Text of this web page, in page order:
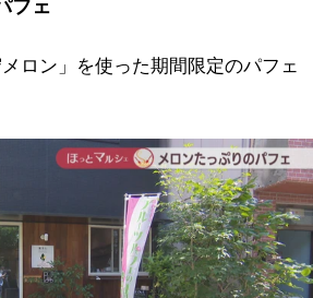
フェ
ロン」を使った期間限定のパフェ